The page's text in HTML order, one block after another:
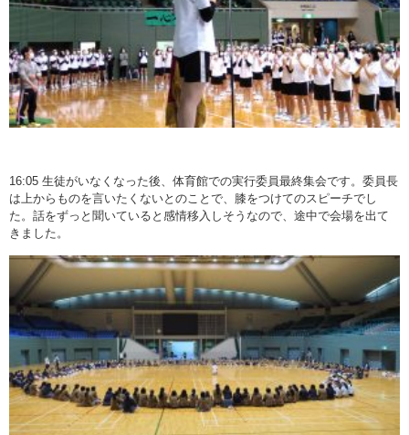
16:05 生徒がいなくなった後、体育館での実行委員最終集会です。委員長
は上からものを言いたくないとのことで、膝をつけてのスピーチでし
た。話をずっと聞いていると感情移入しそうなので、途中で会場を出て
きました。